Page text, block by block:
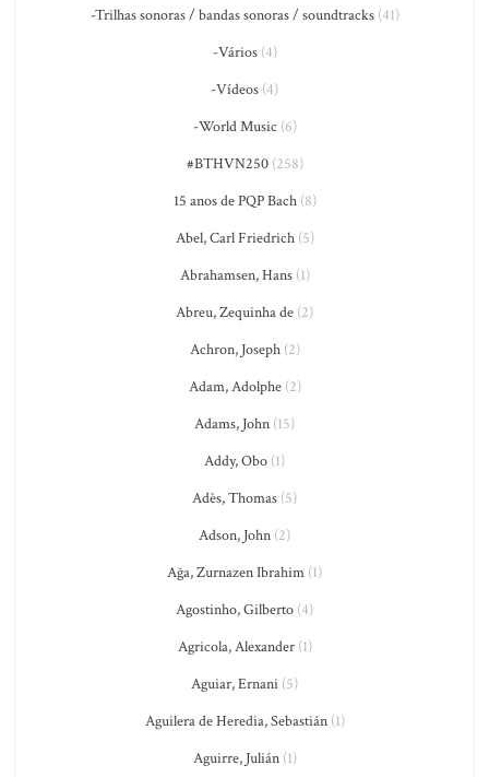
-Trilhas sonoras / bandas sonoras / soundtracks(41)
-Vários(4)
-Vídeos (4)
-World Music (6)
#BTHVN250(258)
15 anos de PQP Bach(8)
Abel, Carl Friedrich(5)
Abrahamsen, Hans(1)
Abreu, Zequinha de (2)
Achron, Joseph(2)
Adam, Adolphe(2)
Adams, John (15)
Addy, Obo (1)
Adès, Thomas (5)
Adson, John (2)
Ağa, Zurnazen Ibrahim (1)
Agostinho, Gilberto (4)
Agricola, Alexander(1)
Aguiar, Ernani (5)
Aguilera de Heredia, Sebastián(1)
Aguirre, Julián(1)